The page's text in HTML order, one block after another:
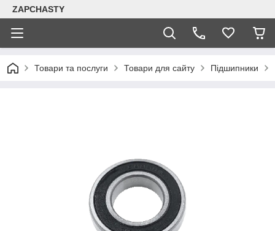
ZAPCHASTY
Товари та послуги Товари для сайту Підшипники